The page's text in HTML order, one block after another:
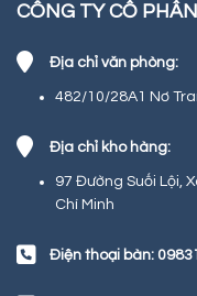
CÔNG TY CỔ
Địa chỉ văn phòng:
482/10/28A1 Nơ
Địa chỉ kho hàng:
97 Đường Suối Lội,
Chí Minh
Điện thoại bàn: